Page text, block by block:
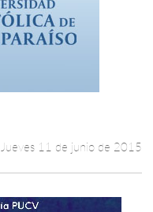
Jueves 11 de junio de 2015